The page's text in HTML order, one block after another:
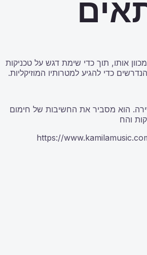
אותו, תוך כדי שימת דגש על טכניקות
כדי להגיע למטרותיו המוזיקליות.
הוא מסביר את החשיבות של חימום
והח
https://